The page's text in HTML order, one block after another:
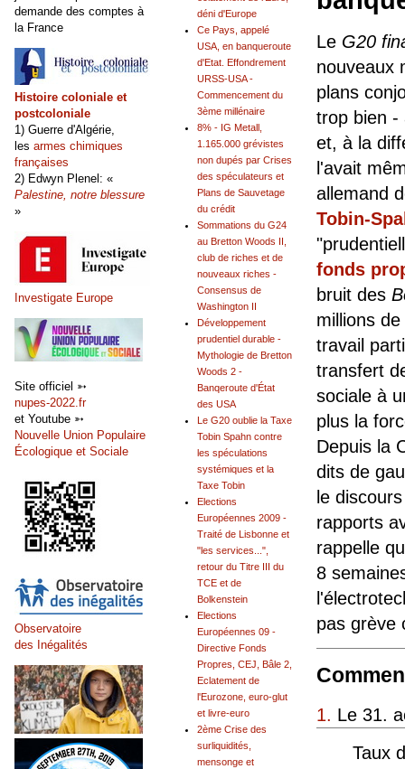
Le G20
nouveaux
plans
trop bien -
et, à la
l'avait
allemand
Tobin-
fonds
bruit des
millions
travail
transfert
sociale à
plus la
Depuis la
dits de
le
rapports
rappelle
8
pas grève
1. Le 31.
Taux
déni d'Europe
Ce Pays, appelé
USA, en banqueroute
d'Etat. Effondrement
URSS-USA -
Commencement du
3ème millénaire
8% - IG Metall,
1.165.000 grévistes
non dupés par Crises
des spéculateurs et
Plans de Sauvetage
du crédit
Sommations du G24
au Bretton Woods II,
club de riches et de
nouveaux riches -
Consensus de
Washington II
Développement
prudentiel durable -
Mythologie de Bretton
Woods 2 -
Banqeroute d'État
des USA
Le G20 oublie la Taxe
Tobin Spahn contre
les spéculations
systémiques et la
Taxe Tobin
Elections
Européennes 2009 -
Traité de Lisbonne et
"les services...",
retour du Titre III du
TCE et de
Bolkenstein
Elections
Européennes 09 -
Directive Fonds
Propres, CEJ, Bâle 2,
Eclatement de
l'Eurozone, euro-glut
et livre-euro
2ème Crise des
surliquidités,
mensonge et
demande des comptes à
la France
Histoire coloniale et
postcoloniale
1) Guerre d'Algérie,
les armes chimiques
françaises
2) Edwyn Plenel: «
Palestine, notre blessure
»
Investigate Europe
Site officiel ➳
nupes-2022.fr
et Youtube ➳
Nouvelle Union Populaire
Écologique et Sociale
Observatoire
des Inégalités